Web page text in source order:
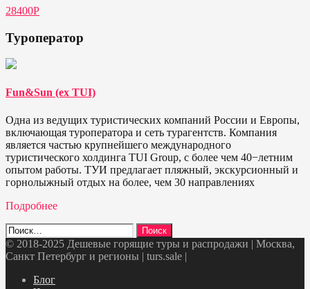
28400P
Туроператор
Fun&Sun (ex TUI)
Одна из ведущих туристических компаний России и Европы,
включающая туроператора и сеть турагентств. Компания
является частью крупнейшего международного
туристического холдинга TUI Group, с более чем 40−летним
опытом работы. ТУИ предлагает пляжный, экскурсионный и
горнолыжный отдых на более, чем 30 направлениях
Подробнее
Найти:
© 2018-2025 Дешевые горящие туры и распродажи | Москва,
Санкт Петербург и регионы | turs.sale |
Блог